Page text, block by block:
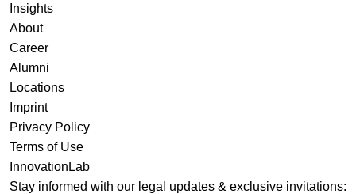
Insights
About
Career
Alumni
Locations
Imprint
Privacy Policy
Terms of Use
InnovationLab
Stay informed with our legal updates & exclusive invitations: